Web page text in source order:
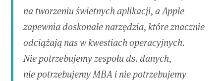
na tworzeniu świetnych aplikacji, a Apple
zapewnia doskonałe narzędzia, które znacznie
odciążają nas w kwestiach operacyjnych.
Nie potrzebujemy zespołu ds. danych,
nie potrzebujemy MBA i nie potrzebujemy